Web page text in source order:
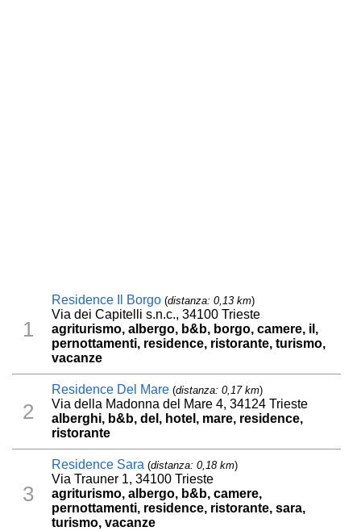
1
Residence Il Borgo (distanza: 0,13 km)
Via dei Capitelli s.n.c., 34100 Trieste
agriturismo, albergo, b&b, borgo, camere, il,
pernottamenti, residence, ristorante, turismo,
vacanze
2
Residence Del Mare (distanza: 0,17 km)
Via della Madonna del Mare 4, 34124 Trieste
alberghi, b&b, del, hotel, mare, residence,
ristorante
3
Residence Sara (distanza: 0,18 km)
Via Trauner 1, 34100 Trieste
agriturismo, albergo, b&b, camere,
pernottamenti, residence, ristorante, sara,
turismo, vacanze